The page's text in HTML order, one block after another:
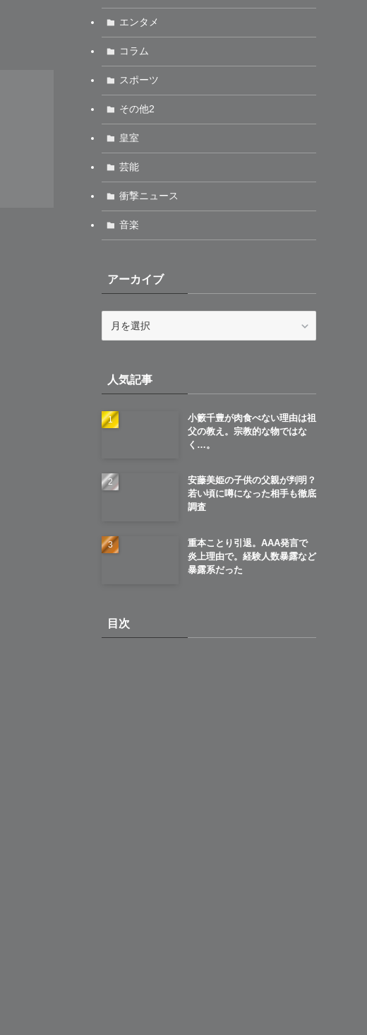
エンタメ
コラム
スポーツ
その他2
皇室
芸能
衝撃ニュース
音楽
アーカイブ
ブ人気記事
小籔千豊が肉食べない理由は祖
父の教え。宗教的な物ではな
く…。
安藤美姫の子供の父親が判明？
若い頃に噂になった相手も徹底
調査
重本ことり引退。AAA発言で
炎上理由で。経験人数暴露など
暴露系だった
目次